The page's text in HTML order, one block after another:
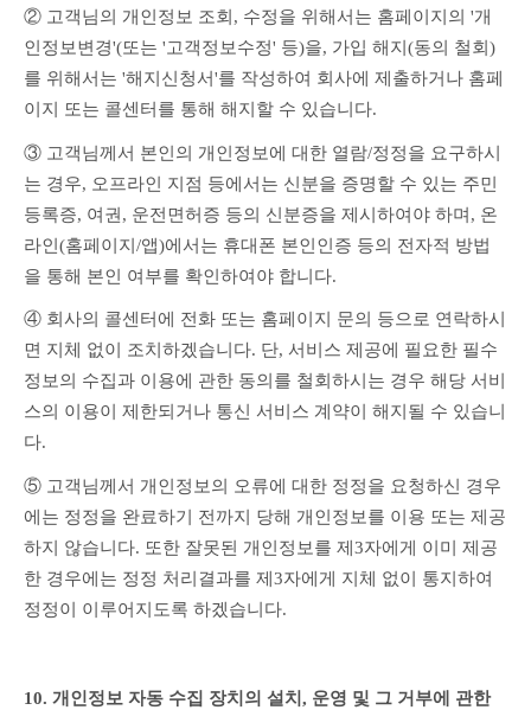
② 고객님의 개인정보 조회, 수정을 위해서는 홈페이지의 '개
인정보변경'(또는 '고객정보수정' 등)을, 가입 해지(동의 철회)
를 위해서는 '해지신청서'를 작성하여 회사에 제출하거나 홈페
이지 또는 콜센터를 통해 해지할 수 있습니다.
③ 고객님께서 본인의 개인정보에 대한 열람/정정을 요구하시
는 경우, 오프라인 지점 등에서는 신분을 증명할 수 있는 주민
등록증, 여권, 운전면허증 등의 신분증을 제시하여야 하며, 온
라인(홈페이지/앱)에서는 휴대폰 본인인증 등의 전자적 방법
을 통해 본인 여부를 확인하여야 합니다.
④ 회사의 콜센터에 전화 또는 홈페이지 문의 등으로 연락하시
면 지체 없이 조치하겠습니다. 단, 서비스 제공에 필요한 필수
정보의 수집과 이용에 관한 동의를 철회하시는 경우 해당 서비
스의 이용이 제한되거나 통신 서비스 계약이 해지될 수 있습니
다.
⑤ 고객님께서 개인정보의 오류에 대한 정정을 요청하신 경우
에는 정정을 완료하기 전까지 당해 개인정보를 이용 또는 제공
하지 않습니다. 또한 잘못된 개인정보를 제3자에게 이미 제공
한 경우에는 정정 처리결과를 제3자에게 지체 없이 통지하여
정정이 이루어지도록 하겠습니다.
10. 개인정보 자동 수집 장치의 설치, 운영 및 그 거부에 관한